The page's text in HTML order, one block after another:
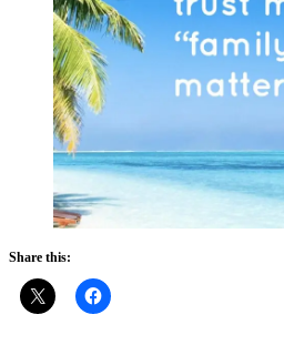
Share this: